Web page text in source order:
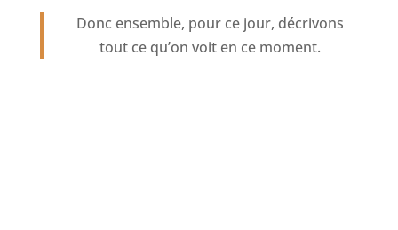
Donc ensemble, pour ce jour, décrivons
tout ce qu’on voit en ce moment.